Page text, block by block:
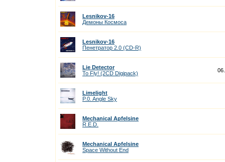
Lesnikov-16
Демоны Космоса
Lesnikov-16
Пенетратор 2.0 (CD-R)
Lie Detector
To Fly! (2CD Digipack)
Limelight
P.0. Angle Sky
Mechanical Apfelsine
R.E.D.
Mechanical Apfelsine
Space Without End